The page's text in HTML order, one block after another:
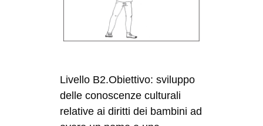
Livello B2.Obiettivo: sviluppo
delle conoscenze culturali
relative ai diritti dei bambini ad